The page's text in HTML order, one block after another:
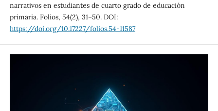
narrativos en estudiantes de cuarto grado de educación
primaria. Folios, 54(2), 31–50. DOI:
https://doi.org/10.17227/folios.54-11587